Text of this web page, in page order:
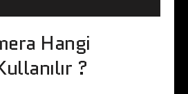
Hangi
?